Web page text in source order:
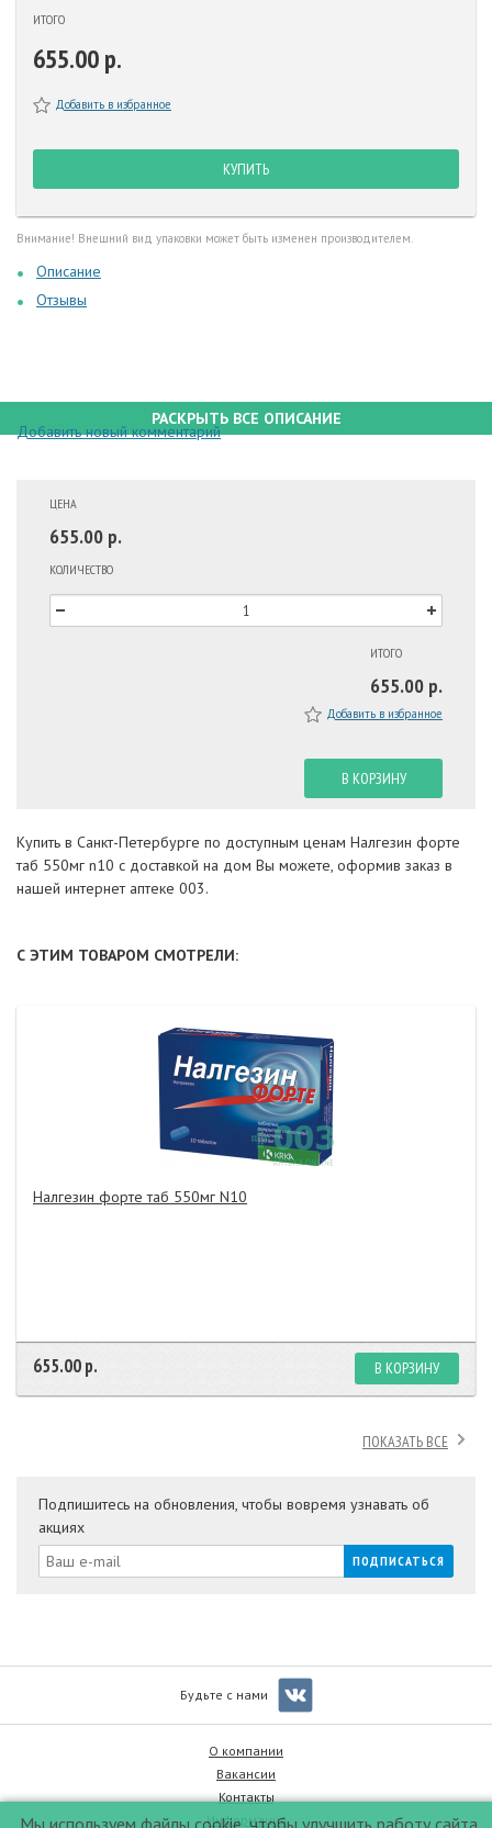
ИТОГО
655.00 р.
Добавить в избранное
КУПИТЬ
Внимание! Внешний вид упаковки может быть изменен производителем.
Описание
Отзывы
РАСКРЫТЬ ВСЕ ОПИСАНИЕ
Добавить новый комментарий
ЦЕНА
655.00 р.
КОЛИЧЕСТВО
ИТОГО
655.00 р.
Добавить в избранное
В КОРЗИНУ
Купить в Санкт-Петербурге по доступным ценам Налгезин форте
таб 550мг n10 с доставкой на дом Вы можете, оформив заказ в
нашей интернет аптеке 003.
С ЭТИМ ТОВАРОМ СМОТРЕЛИ:
Налгезин форте таб 550мг N10
655.00 р. В КОРЗИНУ
ПОКАЗАТЬ ВСЕ
Подпишитесь на обновления, чтобы вовремя узнавать об
акциях
Будьте с нами
О компании
Вакансии
Контакты
Информация
Мы используем файлы cookie, чтобы улучшить работу сайта